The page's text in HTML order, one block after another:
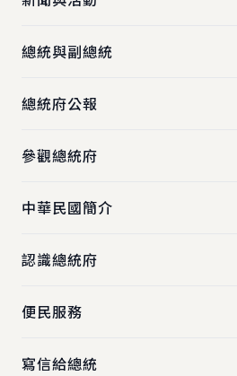
總統與副總統
總統府公報
參觀總統府
中華民國簡介
認識總統府
便民服務
寫信給總統